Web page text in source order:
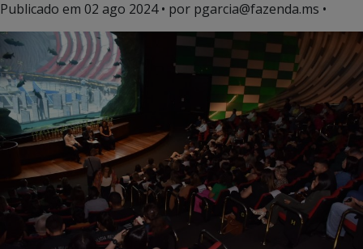
Publicado em 02 ago 2024• por pgarcia@fazenda.ms •